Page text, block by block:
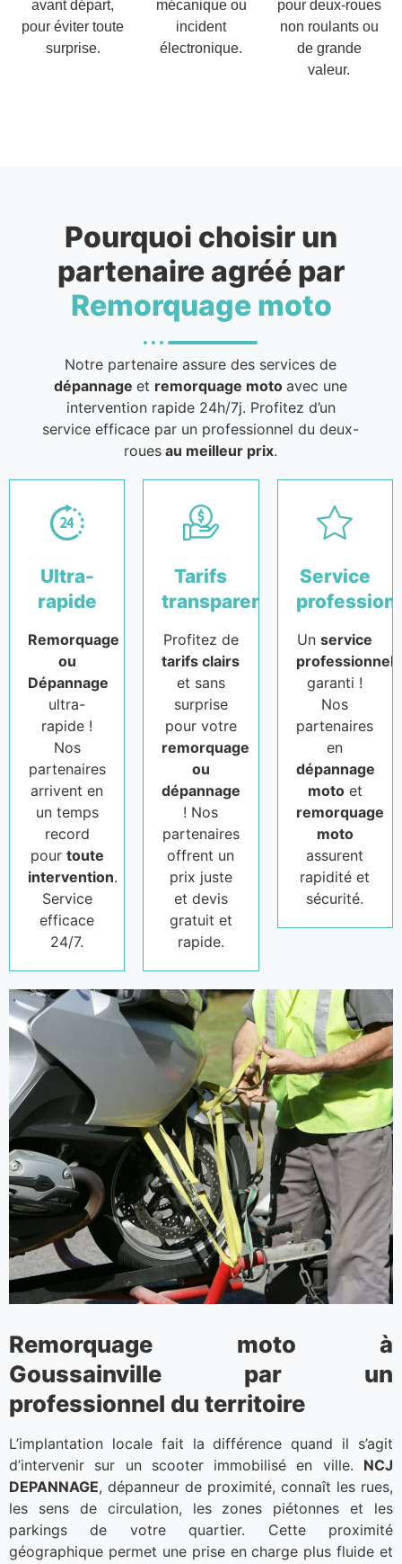
avant départ,
pour éviter toute
surprise.
mécanique ou
incident
électronique.
pour deux-roues
non roulants ou
de grande
valeur.
Pourquoi choisir un
partenaire agréé par
Remorquage moto
Notre partenaire assure des services de
dépannageet remorquage motoavec une
intervention rapide 24h/7j. Profitez d’un
service efficace par un professionnel du deux-
roues au meilleur prix.
Ultra-
rapide
Remorquage
ou
Dépannage
ultra-
rapide !
Nos
partenaires
arrivent en
un temps
record
pour toute
intervention.
Service
efficace
24/7.
Tarifs
transparents
Profitez de
tarifs clairs
et sans
surprise
pour votre
remorquage
ou
dépannage
! Nos
partenaires
offrent un
prix juste
et devis
gratuit et
rapide.
Service
Unservice
professionnel
garanti !
Nos
partenaires
en
dépannage
motoet
remorquage
moto
assurent
rapidité et
sécurité.
Remorquage moto à
Goussainville par un
professionnel du territoire
L’implantation locale fait la différence quand il s’agit
d’intervenir sur un scooter immobilisé en ville. NCJ
DEPANNAGE, dépanneur de proximité, connaît les rues,
les sens de circulation, les zones piétonnes et les
parkings de votre quartier. Cette proximité
géographique permet une prise en charge plus fluide et